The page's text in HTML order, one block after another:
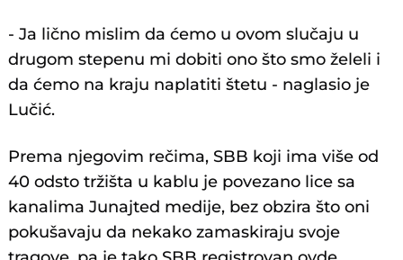
- Ja lično mislim da ćemo u ovom slučaju u
drugom stepenu mi dobiti ono što smo želeli i
da ćemo na kraju naplatiti štetu - naglasio je
Lučić.
Prema njegovim rečima, SBB koji ima više od
40 odsto tržišta u kablu je povezano lice sa
kanalima Junajted medije, bez obzira što oni
pokušavaju da nekako zamaskiraju svoje